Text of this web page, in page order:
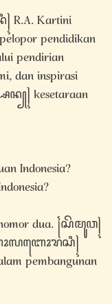
R.A. Kartini
pendidikan
pendirian
dan inspirasi
kesetaraan
dua. ꧌ꦱꦼꦩꦸꦮ꧍
pembangunan